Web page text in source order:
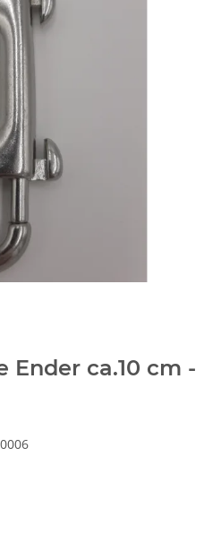
Ender ca.10 cm -